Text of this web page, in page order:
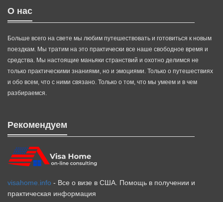
О нас
Больше всего на свете мы любим путешествовать и готовиться к новым
поездкам. Мы тратим на это практически все наше свободное время и
средства. Мы настоящие маньяки странствий и охотно делимся не
только практическими знаниями, но и эмоциями. Только о путешествиях
и обо всем, что с ними связано. Только о том, что мы умеем и в чем
разбираемся.
Рекомендуем
visahome.info - Все о визе в США. Помощь в получении и
практическая информация